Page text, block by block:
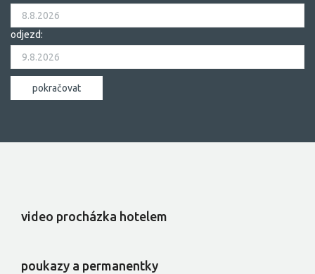
odjezd:
video procházka hotelem
poukazy a permanentky